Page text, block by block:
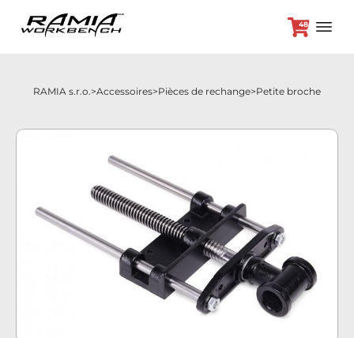
48
Accessoires
Offre spéciale
Contact
RAMIA s.r.o. Accessoires Pièces de rechange Petite broche